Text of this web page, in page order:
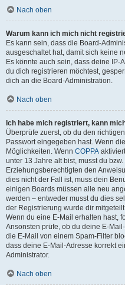
Nach oben
Warum kann ich mich nicht
Es kann sein, dass die Board-
ausgeschaltet hat, damit sich keine
Es könnte auch sein, dass deine IP-
du dich registrieren möchtest,
dich an die Board-Administration.
Nach oben
Ich habe mich registriert, kann
Überprüfe zuerst, ob du den
Passwort eingegeben hast. Wenn
Möglichkeiten. Wenn COPPA
unter 13 Jahre alt bist, musst du
Erziehungsberechtigten den
dies nicht der Fall ist, muss dein
einigen Boards müssen alle neu
werden – entweder musst du dies
der Registrierung wurde dir
Wenn du eine E-Mail erhalten hast,
Ansonsten prüfe, ob du deine E-
die E-Mail von einem Spam-Filter
dass deine E-Mail-Adresse korrekt
Administrator.
Nach oben